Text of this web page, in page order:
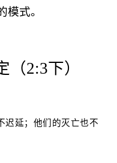
模式。
（2:3下）
迟延；他们的灭亡也不